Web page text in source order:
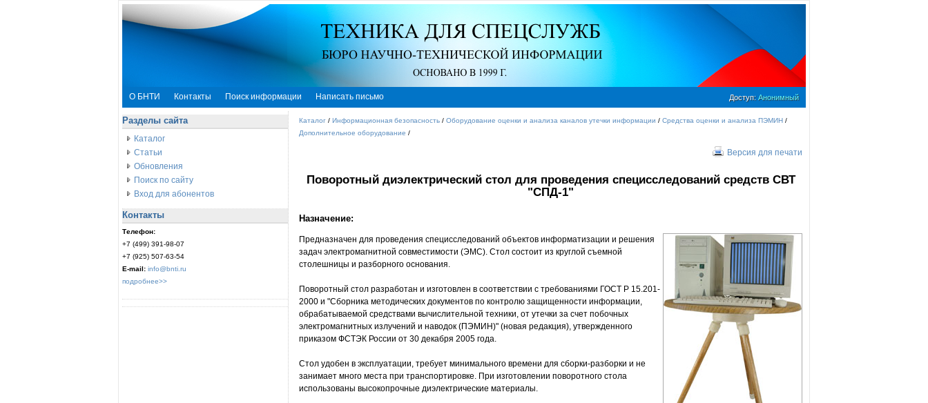
О БНТИ Контакты Поиск информации Написать письмо Доступ: Анонимный
Разделы сайта
Каталог
Статьи
Обновления
Поиск по сайту
Вход для абонентов
Контакты
Телефон:
+7 (499) 391-98-07
+7 (925) 507-63-54
E-mail: info@bnti.ru
подробнее>>
Каталог / Информационная безопасность / Оборудование оценки и анализа каналов утечки информации / Средства оценки и анализа ПЭМИН /
Дополнительное оборудование /
Версия для печати
Поворотный диэлектрический стол для проведения специсследований средств СВТ
"СПД-1"
Назначение:
Предназначен для проведения специсследований объектов информатизации и решения
задач электромагнитной совместимости (ЭМС). Стол состоит из круглой съемной
столешницы и разборного основания.
Поворотный стол разработан и изготовлен в соответствии с требованиями ГОСТ Р 15.201-
2000 и "Сборника методических документов по контролю защищенности информации,
обрабатываемой средствами вычислительной техники, от утечки за счет побочных
электромагнитных излучений и наводок (ПЭМИН)" (новая редакция), утвержденного
приказом ФСТЭК России от 30 декабря 2005 года.
Стол удобен в эксплуатации, требует минимального времени для сборки-разборки и не
занимает много места при транспортировке. При изготовлении поворотного стола
использованы высокопрочные диэлектрические материалы.